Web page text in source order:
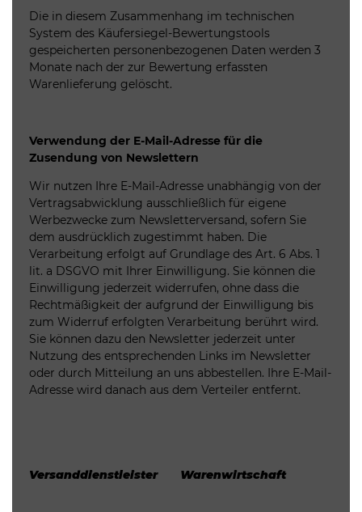
Die in diesem Zusammenhang im technischen
System des Käufersiegel-Bewertungstools
gespeicherten personenbezogenen Daten werden 3
Monate nach der zur Bewertung erfassten
Warenlieferung gelöscht.
Verwendung der E-Mail-Adresse für die
Zusendung von Newslettern
Wir nutzen Ihre E-Mail-Adresse unabhängig von der
Vertragsabwicklung ausschließlich für eigene
Werbezwecke zum Newsletterversand, sofern Sie
dem ausdrücklich zugestimmt haben. Die
Verarbeitung erfolgt auf Grundlage des Art. 6 Abs. 1
lit. a DSGVO mit Ihrer Einwilligung. Sie können die
Einwilligung jederzeit widerrufen, ohne dass die
Rechtmäßigkeit der aufgrund der Einwilligung bis
zum Widerruf erfolgten Verarbeitung berührt wird.
Sie können dazu den Newsletter jederzeit unter
Nutzung des entsprechenden Links im Newsletter
oder durch Mitteilung an uns abbestellen. Ihre E-Mail-
Adresse wird danach aus dem Verteiler entfernt.
Versanddienstleister Warenwirtschaft